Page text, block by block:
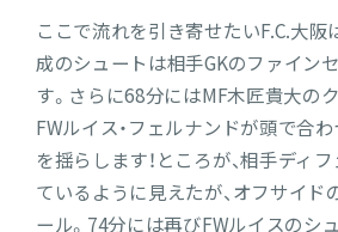
ここで流れを引き寄せたいF.C.大阪
成のシュートは相手GKのファイン
す。さらに68分にはMF木匠貴大の
FWルイス・フェルナンドが頭で合
を揺らします！ところが、相手ディ
ているように見えたが、オフサイ
ール。74分には再びFWルイスのシ